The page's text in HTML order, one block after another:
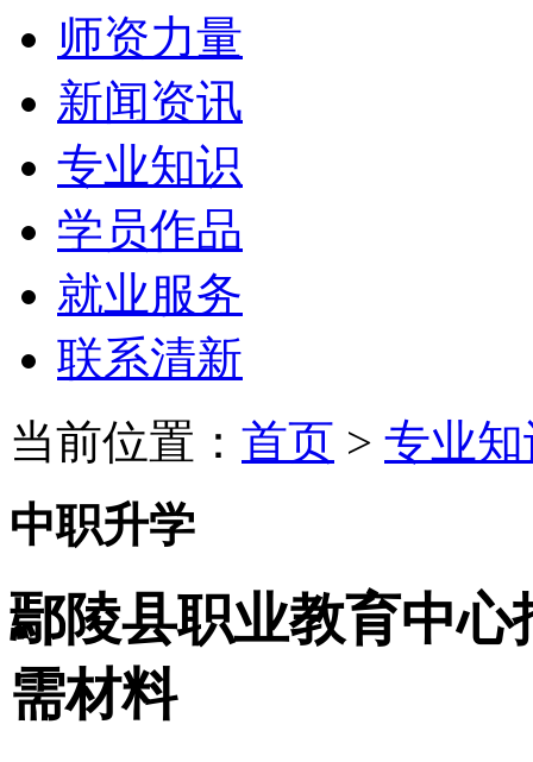
师资力量
新闻资讯
专业知识
学员作品
就业服务
联系清新
当前位置： 首页 > 专业
中职升学
鄢陵县职业教育中
需材料